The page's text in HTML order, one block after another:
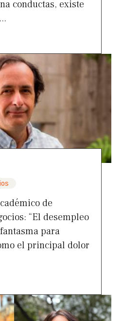
conductas, existe
de
“El desempleo
para
el principal dolor